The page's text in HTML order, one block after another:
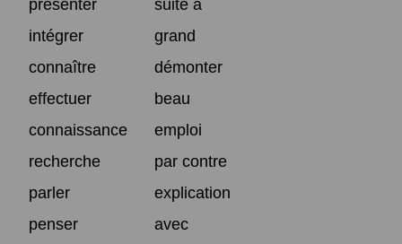
présenter
suite à
intégrer
grand
connaître
démonter
effectuer
beau
connaissance
emploi
recherche
par contre
parler
explication
penser
avec